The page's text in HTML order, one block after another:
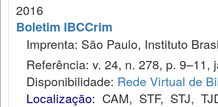
2016
Boletim IBCCrim
Imprenta: São Paulo, Instituto
Referência: v. 24, n. 278, p. 9–11,
Disponibilidade: Rede Virtual de
Localização: CAM, STF, STJ,